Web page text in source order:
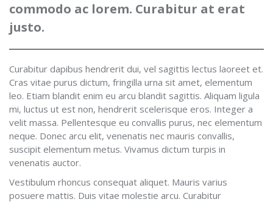
commodo ac lorem. Curabitur at erat
justo.
Curabitur dapibus hendrerit dui, vel sagittis lectus laoreet et.
Cras vitae purus dictum, fringilla urna sit amet, elementum
leo. Etiam blandit enim eu arcu blandit sagittis. Aliquam ligula
mi, luctus ut est non, hendrerit scelerisque eros. Integer a
velit massa. Pellentesque eu convallis purus, nec elementum
neque. Donec arcu elit, venenatis nec mauris convallis,
suscipit elementum metus. Vivamus dictum turpis in
venenatis auctor.
Vestibulum rhoncus consequat aliquet. Mauris varius
posuere mattis. Duis vitae molestie arcu. Curabitur